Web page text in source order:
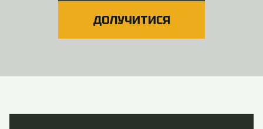
ДОЛУЧИТИСЯ